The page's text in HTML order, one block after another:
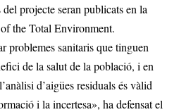
projecte seran publicats en la
the Total Environment.
problemes sanitaris que tinguen
de la salut de la població, i en
d’aigües residuals és vàlid
i la incertesa», ha defensat el